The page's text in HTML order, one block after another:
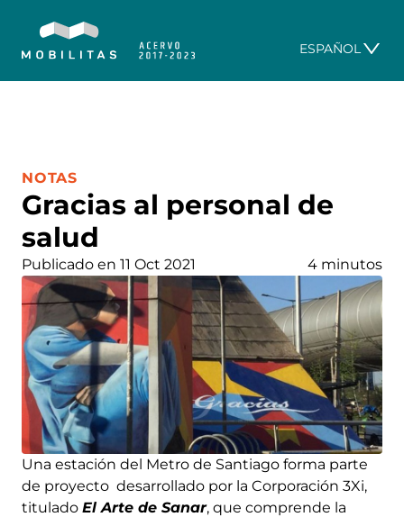
ESPAÑOL
Gracias al personal de
salud
CATEGORÍA:
NOTAS
Publicado en 11 Oct 2021 4 minutos
Una estación del Metro de Santiago forma parte
de proyecto desarrollado por la Corporación 3Xi,
titulado El Arte de Sanar, que comprende la